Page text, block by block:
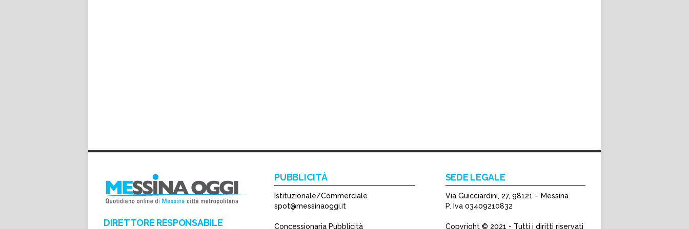
DIRETTORE RESPONSABILE
PUBBLICITÀ
Istituzionale/Commerciale
spot@messinaoggi.it
Concessionaria Pubblicità
SEDE LEGALE
Via Guicciardini, 27, 98121 – Messina
P. Iva 03409210832
Copyright © 2021 - Tutti i diritti riservati